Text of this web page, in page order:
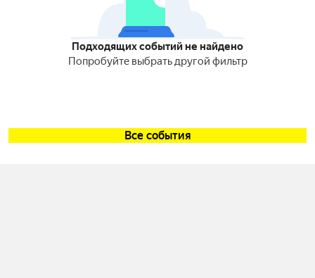
Подходящих событий не найдено
Попробуйте выбрать другой фильтр
Все события